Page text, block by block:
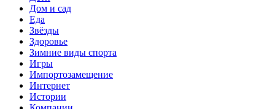
Дом и сад
Еда
Звёзды
Здоровье
Зимние виды спорта
Игры
Импортозамещение
Интернет
Истории